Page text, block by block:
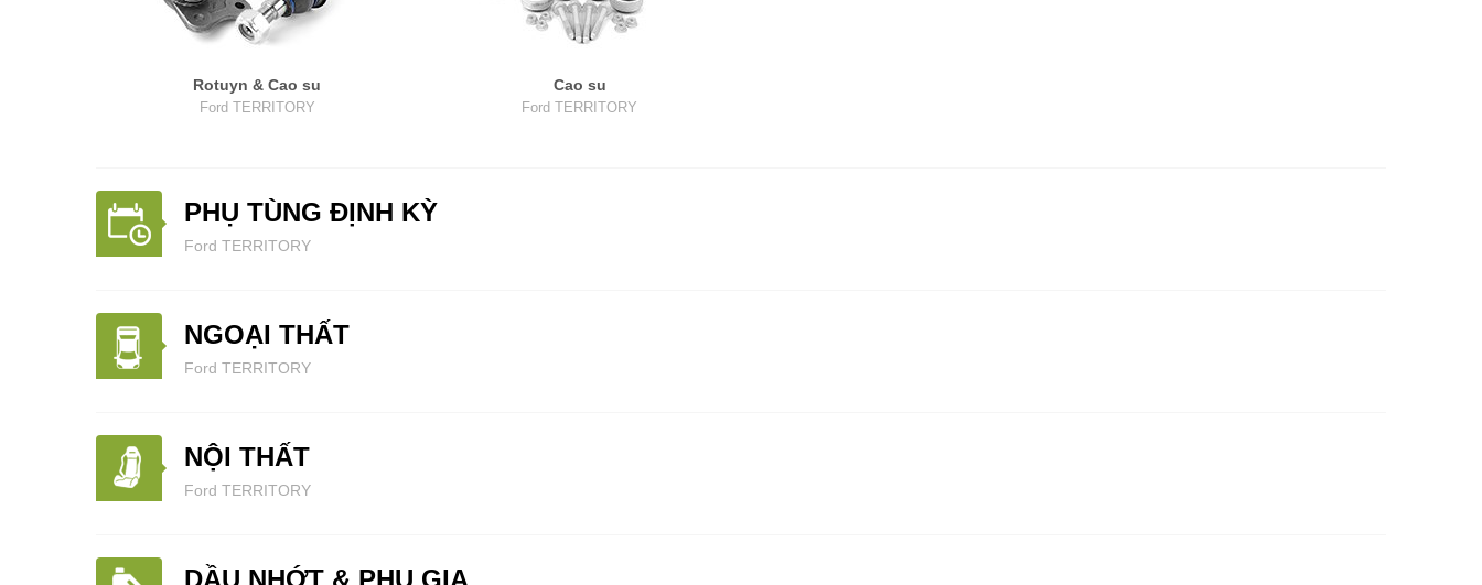
Rotuyn & Cao su
Ford TERRITORY
Cao su
Ford TERRITORY
PHỤ TÙNG ĐỊNH KỲ
Ford TERRITORY
NGOẠI THẤT
Ford TERRITORY
NỘI THẤT
Ford TERRITORY
DẦU NHỚT & PHỤ GIA